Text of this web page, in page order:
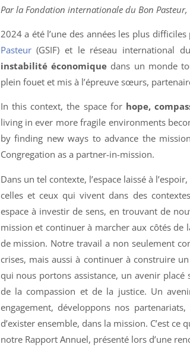
Par la Fondation internationale du Bon Pasteur,
2024 a été l’une des années les plus difficiles
Pasteur(GSIF) et le réseau international
instabilité économiquedans un monde
plein fouet et mis à l’épreuve sœurs,
In this context, the space for hope,
living in ever more fragile environments
by finding new ways to advance the
Congregation as a partner-in-mission.
Dans un tel contexte, l’espace laissé à
celles et ceux qui vivent dans des
espace à investir de sens, en trouvant de
mission et continuer à marcher aux côtés de
de mission. Notre travail a non seulement
crises, mais aussi à continuer à construire
qui nous portons assistance, un avenir placé
de la compassion et de la justice. Un
engagement, développons nos
d’exister ensemble, dans la mission. C’est
notre Rapport Annuel, présenté lors d’une